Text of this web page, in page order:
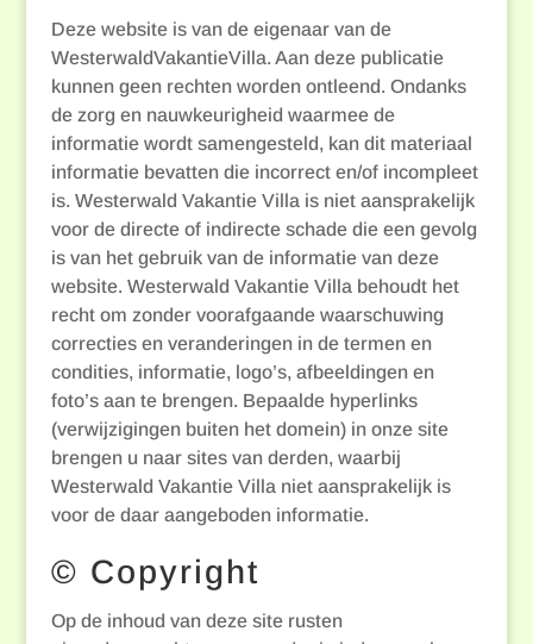
Deze website is van de eigenaar van de
WesterwaldVakantieVilla. Aan deze publicatie
kunnen geen rechten worden ontleend. Ondanks
de zorg en nauwkeurigheid waarmee de
informatie wordt samengesteld, kan dit materiaal
informatie bevatten die incorrect en/of incompleet
is. Westerwald Vakantie Villa is niet aansprakelijk
voor de directe of indirecte schade die een gevolg
is van het gebruik van de informatie van deze
website. Westerwald Vakantie Villa behoudt het
recht om zonder voorafgaande waarschuwing
correcties en veranderingen in de termen en
condities, informatie, logo’s, afbeeldingen en
foto’s aan te brengen. Bepaalde hyperlinks
(verwijzigingen buiten het domein) in onze site
brengen u naar sites van derden, waarbij
Westerwald Vakantie Villa niet aansprakelijk is
voor de daar aangeboden informatie.
© Copyright
Op de inhoud van deze site rusten